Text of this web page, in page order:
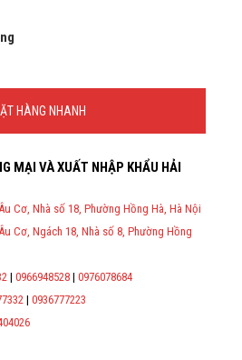
HÀNG NHANH
CP và nghị định 70/2025/NĐ-CP về
Điện Tử bán hàng và cung cấp dịch vụ
thế hiện đầy đủ thông tin: họ tên,
công dân/ số định danh.
MẠI VÀ XUẤT NHẬP KHẨU HẢI
Cơ, Nhà số 18, Phường Hồng Hà, Hà Nội
Cơ, Ngách 18, Nhà số 8, Phường Hồng
| 0966948528 | 0976078684
| 0936777223